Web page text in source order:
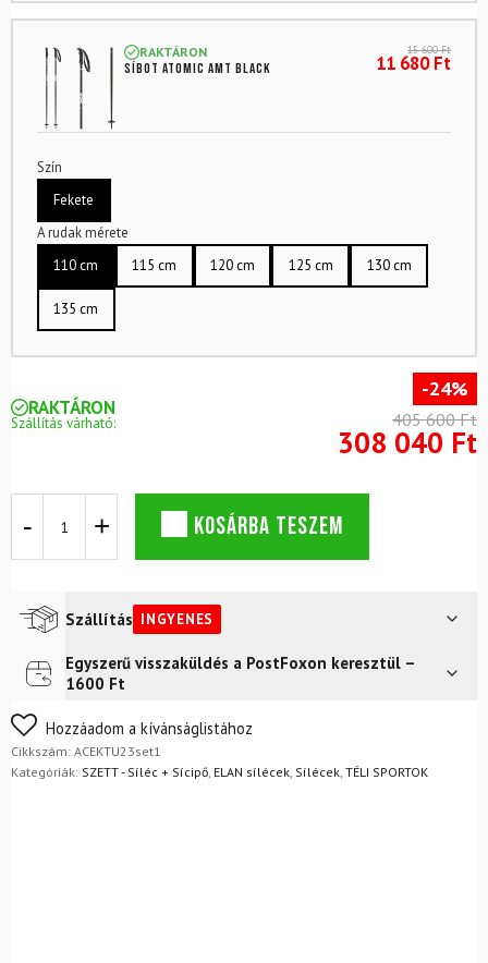
RAKTÁRON
Síbot ATOMIC Amt Black
15 600Ft
11 680Ft
Szín
Fekete
A rudak mérete
110 cm
115 cm 120 cm 125 cm 130 cm
135 cm
RAKTÁRON
Szállítás várható:
-24%
405 600 Ft
308 040 Ft
ELAN
Sport
kötéssel
Atomic
rudak
mennyiség
KOSÁRBA TESZEM
Szállítás INGYENES
Futár a címreIngyenes
Egyszerű visszaküldés a PostFoxon keresztül –
1600 Ft
Nem biztos a választásában? Semmi gond – a terméket
egyszerűen visszaküldheti 14 napon belül, indoklás nélkül.
Mik a visszaküldés feltételei?
Hozzáadom a kívánságlistához
Cikkszám: ACEKTU23set1
Kategóriák: SZETT - Síléc + Sícipő, ELAN sílécek, Sílécek, TÉLI SPORTOK